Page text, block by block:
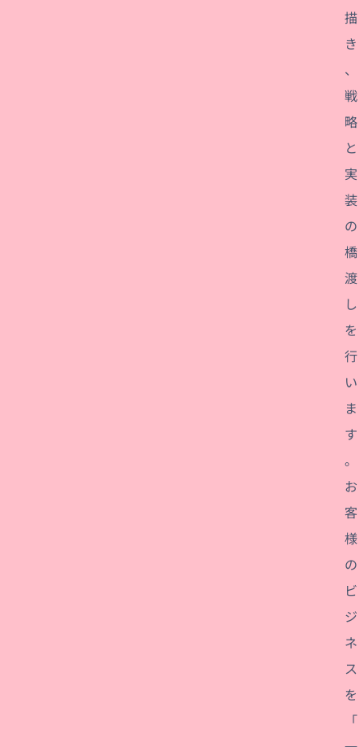
描
き
、
戦
略
と
実
装
の
橋
渡
し
を
行
い
ま
す
。
お
客
様
の
ビ
ジ
ネ
ス
を
「